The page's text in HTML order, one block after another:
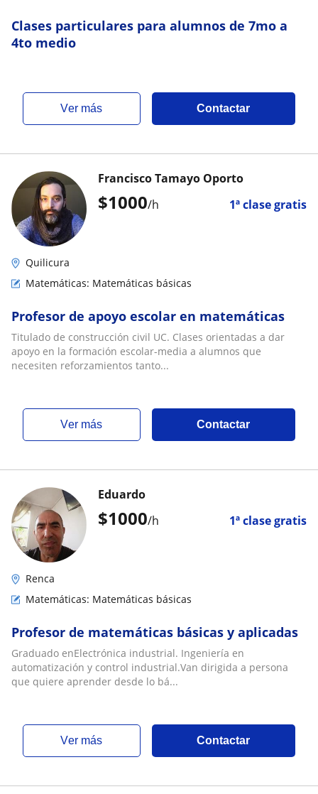
Clases particulares para alumnos de 7mo a
4to medio
ver más Contactar
$1000/h 1ª clase gratis
Francisco Tamayo Oporto
Quilicura
Matemáticas: Matemáticas básicas
Profesor de apoyo escolar en matemáticas
Titulado de construcción civil UC. Clases orientadas a dar
apoyo en la formación escolar-media a alumnos que
necesiten reforzamientos tanto...
ver más Contactar
$1000/h 1ª clase gratis
Eduardo
Renca
Matemáticas: Matemáticas básicas
Profesor de matemáticas básicas y aplicadas
Graduado enElectrónica industrial. Ingeniería en
automatización y control industrial.Van dirigida a persona
que quiere aprender desde lo bá...
ver más Contactar